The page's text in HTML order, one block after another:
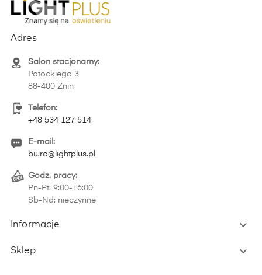
Adres
Salon stacjonarny:
Potockiego 3
88-400 Żnin
Telefon:
+48 534 127 514
E-mail:
biuro@lightplus.pl
Godz. pracy:
Pn-Pt: 9:00-16:00
Sb-Nd: nieczynne
Informacje 
Sklep 